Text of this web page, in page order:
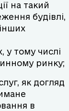
на такий
будівлі,
у тому числі
ринку;
як догляд
в